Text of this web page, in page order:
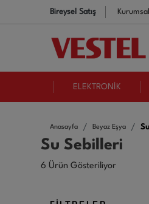
Bireysel Satış
ELEKTRONİK
Anasayfa Beyaz Eşya
Su Sebilleri
6 Ürün Gösteriliyor